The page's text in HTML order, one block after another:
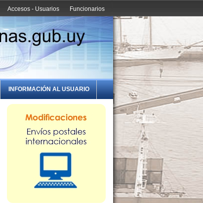
Funcionarios
Accesos - Usuarios
INFORMACIÓN AL USUARIO